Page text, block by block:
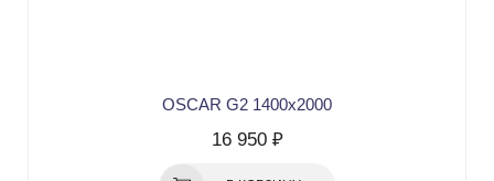
OSCAR G2 1400х2000
16 950 ₽